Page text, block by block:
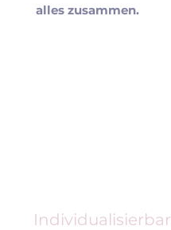
alles zusammen.
Individualisierbar